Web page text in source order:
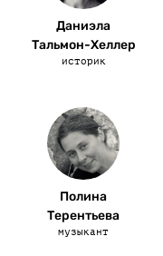
Даниэла
Тальмон-Хеллер
историк
Полина
Терентьева
музыкант